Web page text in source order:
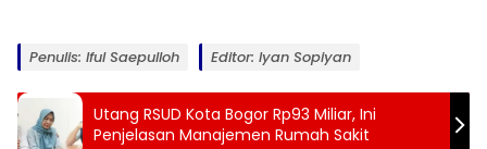
Penulis: Iful Saepulloh Editor: Iyan Sopiyan
Utang RSUD Kota Bogor Rp93 Miliar, Ini
Penjelasan Manajemen Rumah Sakit